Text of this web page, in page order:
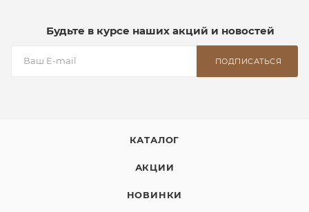
Будьте в курсе наших акций и новостей
ПОДПИСАТЬСЯ
КАТАЛОГ
АКЦИИ
НОВИНКИ